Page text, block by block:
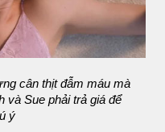
cân thịt đẫm máu mà
và Sue phải trả giá để
ý